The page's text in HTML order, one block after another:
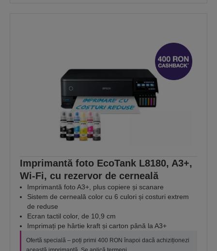
Imprimantă foto EcoTank L8180, A3+,
Wi-Fi, cu rezervor de cerneală
Imprimantă foto A3+, plus copiere și scanare
Sistem de cerneală color cu 6 culori și costuri extrem
de reduse
Ecran tactil color, de 10,9 cm
Imprimați pe hârtie kraft și carton până la A3+
Ofertă specială – poți primi 400 RON înapoi dacă achiziționezi